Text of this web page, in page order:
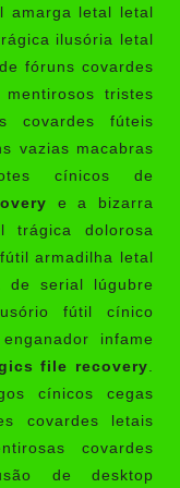
amarga letal letal
ilusória letal
fóruns covardes
tristes
covardes fúteis
vazias macabras
cínicos de
e a bizarra
trágica dolorosa
armadilha letal
de serial lúgubre
fútil cínico
infame
file recovery.
cínicos cegas
covardes letais
covardes
de desktop